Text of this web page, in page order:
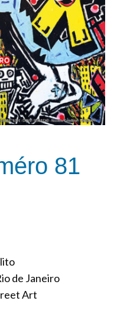
81
de Janeiro
Art